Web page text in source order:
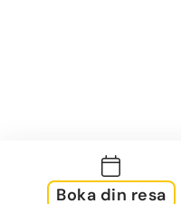
Boka din resa